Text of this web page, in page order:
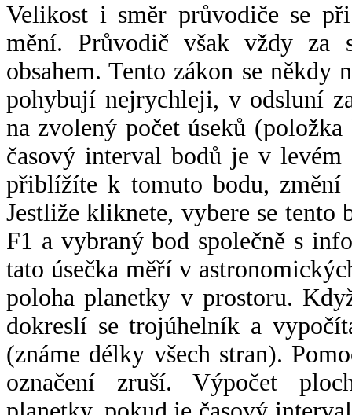
Velikost i směr průvodiče se
mění. Průvodič však vždy za
obsahem. Tento zákon se někdy
pohybují nejrychleji, v odsluní
na zvolený počet úseků
časový interval bodů je v
přiblížíte k tomuto bodu,
Jestliže kliknete, vybere se tento
F1 a vybraný bod společně s
tato úsečka měří v
poloha planetky v prostoru.
dokreslí se trojúhelník a
(známe délky všech stran).
označení zruší. Výpočet